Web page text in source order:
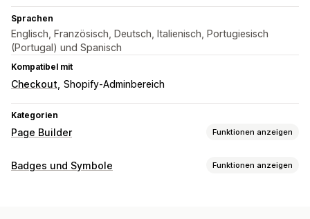
Sprachen
Englisch, Französisch, Deutsch, Italienisch, Portugiesisch
(Portugal) und Spanisch
Kompatibel mit
Checkout Shopify-Adminbereich
Kategorien
Page Builder Funktionen anzeigen
Seitentypen
Badges und Symbole Funktionen anzeigen